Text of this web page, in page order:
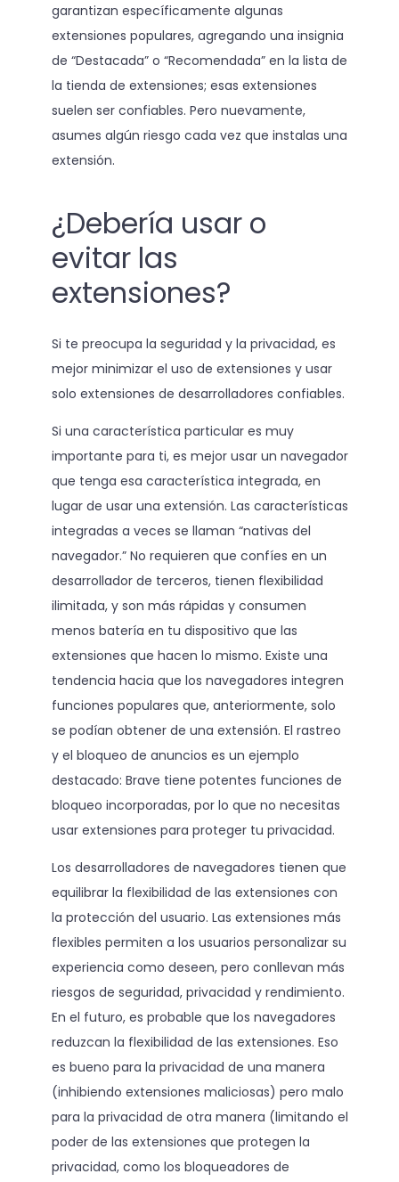
garantizan específicamente algunas
extensiones populares, agregando una insignia
de “Destacada” o “Recomendada” en la lista de
la tienda de extensiones; esas extensiones
suelen ser confiables. Pero nuevamente,
asumes algún riesgo cada vez que instalas una
extensión.
¿Debería usar o
evitar las
extensiones?
Si te preocupa la seguridad y la privacidad, es
mejor minimizar el uso de extensiones y usar
solo extensiones de desarrolladores confiables.
Si una característica particular es muy
importante para ti, es mejor usar un navegador
que tenga esa característica integrada, en
lugar de usar una extensión. Las características
integradas a veces se llaman “nativas del
navegador.” No requieren que confíes en un
desarrollador de terceros, tienen flexibilidad
ilimitada, y son más rápidas y consumen
menos batería en tu dispositivo que las
extensiones que hacen lo mismo. Existe una
tendencia hacia que los navegadores integren
funciones populares que, anteriormente, solo
se podían obtener de una extensión. El rastreo
y el bloqueo de anuncios es un ejemplo
destacado: Brave tiene potentes funciones de
bloqueo incorporadas, por lo que no necesitas
usar extensiones para proteger tu privacidad.
Los desarrolladores de navegadores tienen que
equilibrar la flexibilidad de las extensiones con
la protección del usuario. Las extensiones más
flexibles permiten a los usuarios personalizar su
experiencia como deseen, pero conllevan más
riesgos de seguridad, privacidad y rendimiento.
En el futuro, es probable que los navegadores
reduzcan la flexibilidad de las extensiones. Eso
es bueno para la privacidad de una manera
(inhibiendo extensiones maliciosas) pero malo
para la privacidad de otra manera (limitando el
poder de las extensiones que protegen la
privacidad, como los bloqueadores de